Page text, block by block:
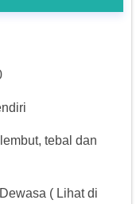
tebal dan
( Lihat di